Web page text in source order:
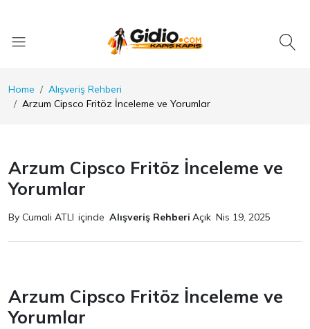
Home
Alışveriş Rehberi
Arzum Cipsco Fritöz İnceleme ve Yorumlar
Arzum Cipsco Fritöz İnceleme ve
Yorumlar
By Cumali ATLI içinde Alışveriş Rehberi Açık Nis 19, 2025
Arzum Cipsco Fritöz İnceleme ve
Yorumlar